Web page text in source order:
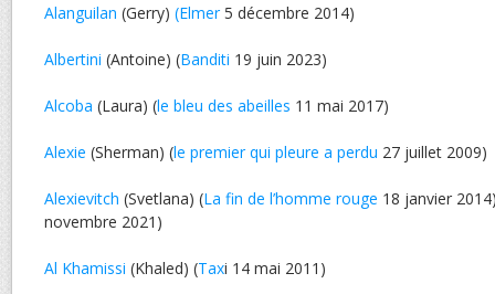
Alanguilan (Gerry) (Elmer5 décembre 2014)
Albertini (Antoine) (Banditi 19 juin 2023)
Alcoba (Laura) (le bleu des abeilles 11 mai 2017)
Alexie (Sherman) (le premier qui pleure a perdu 27 juillet 2009)
Alexievitch (Svetlana) (La fin de l’homme rouge 18 janvier
novembre 2021)
Al Khamissi (Khaled) (Taxi 14 mai 2011)